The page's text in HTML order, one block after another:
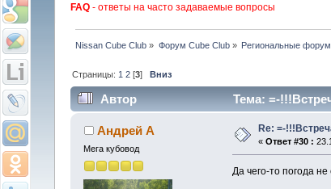
FAQ - ответы на часто задаваемые вопросы
Nissan Cube Club » Форум Cube Club» Региональные
Страницы: 1 2 [3]Вниз
Автор Тема: =-
Андрей А
Мега кубовод
Re: =-
«Ответ #30 :
Да чего-то погода